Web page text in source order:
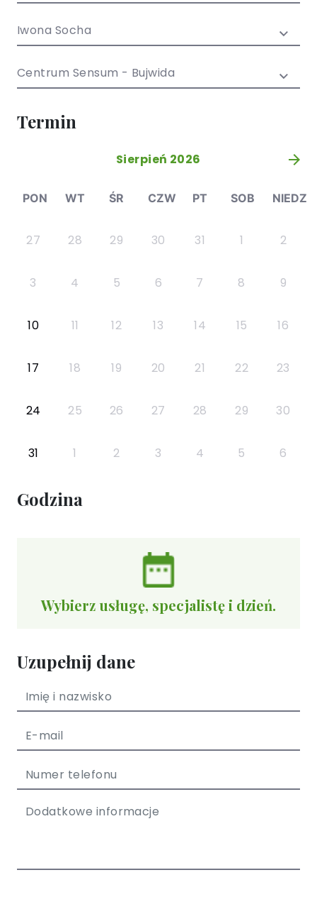
młodzieży
Iwona Socha
Centrum Sensum - Bujwida
Termin
Sierpień 2026 »
PON WT ŚR CZW PT SOB NIEDZ
27 28 29 30 31 1 2
3 4 5 6 7 8 9
10 11 12 13 14 15 16
17 18 19 20 21 22 23
24 25 26 27 28 29 30
31 1 2 3 4 5 6
Godzina
Wybierz usługę, specjalistę i dzień.
Uzupełnij dane